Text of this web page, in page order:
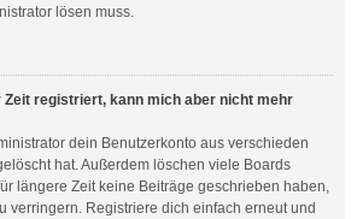
lösen muss.
registriert, kann mich aber nicht mehr
dein Benutzerkonto aus verschieden
hat. Außerdem löschen viele Boards
längere Zeit keine Beiträge geschrieben haben,
verringern. Registriere dich einfach erneut und